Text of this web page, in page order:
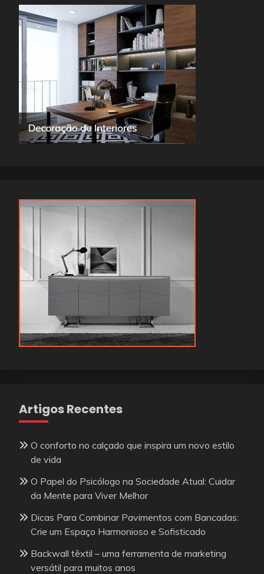
Artigos Recentes
O conforto no calçado que inspira um novo estilo
de vida
O Papel do Psicólogo na Sociedade Atual: Cuidar
da Mente para Viver Melhor
Dicas Para Combinar Pavimentos com Bancadas:
Crie um Espaço Harmonioso e Sofisticado
Backwall têxtil – uma ferramenta de marketing
versátil para muitos anos